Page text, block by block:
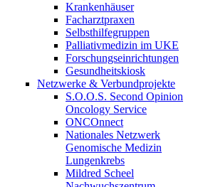
Krankenhäuser
Facharztpraxen
Selbsthilfegruppen
Palliativmedizin im UKE
Forschungseinrichtungen
Gesundheitskiosk
Netzwerke & Verbundprojekte
S.O.O.S. Second Opinion
Oncology Service
ONCOnnect
Nationales Netzwerk
Genomische Medizin
Lungenkrebs
Mildred Scheel